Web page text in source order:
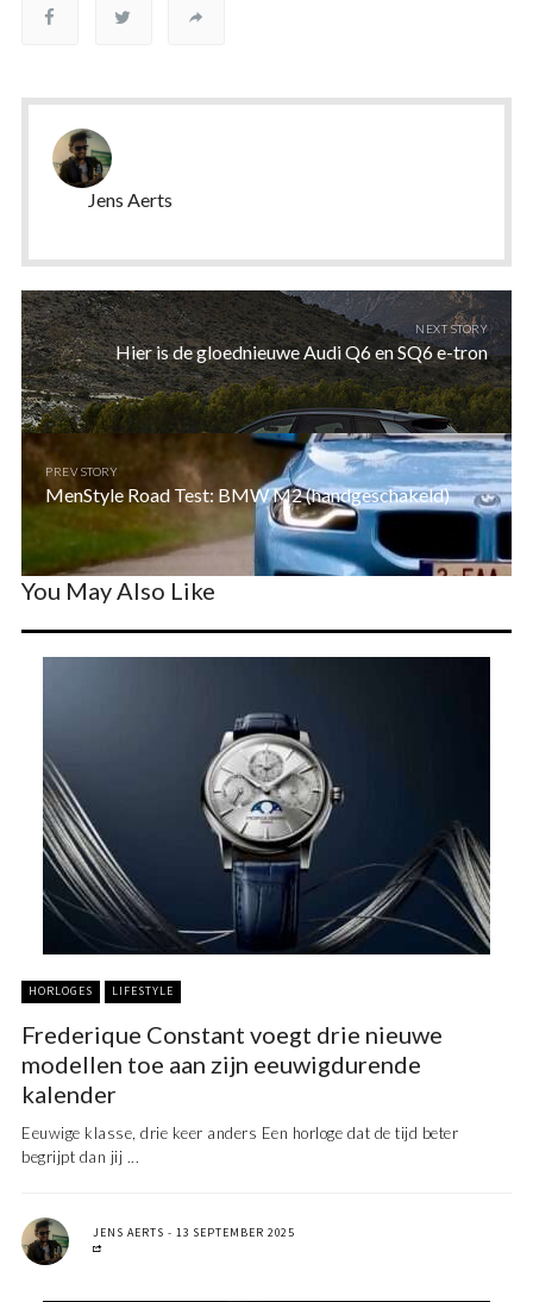
Jens Aerts
NEXT STORY
Hier is de gloednieuwe Audi Q6 en SQ6 e-tron
PREV STORY
MenStyle Road Test: BMW M2 (handgeschakeld)
You May Also Like
HORLOGES LIFESTYLE
Frederique Constant voegt drie nieuwe
modellen toe aan zijn eeuwigdurende
kalender
Eeuwige klasse, drie keer anders Een horloge dat de tijd beter
begrijpt dan jij ...
JENS AERTS 13 SEPTEMBER 2025